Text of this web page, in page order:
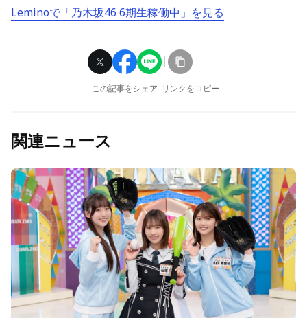
Leminoで「乃木坂46 6期生稼働中」を見る
この記事をシェア リンクをコピー
関連ニュース